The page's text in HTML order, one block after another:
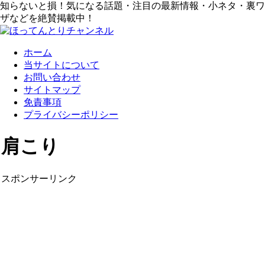
知らないと損！気になる話題・注目の最新情報・小ネタ・裏ワ
ザなどを絶賛掲載中！
ホーム
当サイトについて
お問い合わせ
サイトマップ
免責事項
プライバシーポリシー
肩こり
スポンサーリンク